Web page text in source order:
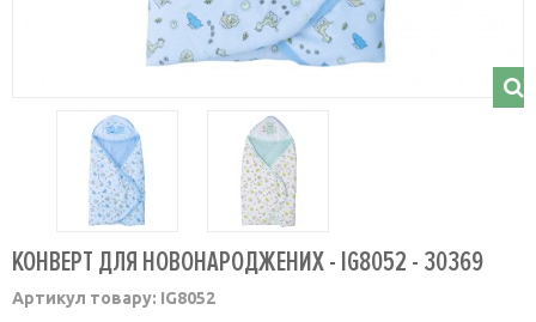
КОНВЕРТ ДЛЯ НОВОНАРОДЖЕНИХ - IG8052 - 30369
Артикул товару: IG8052